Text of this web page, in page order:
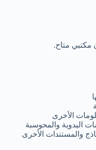
مكتبي متاح.
الأخرى
اليدوية والمحوسبة
والمستندات الأخرى